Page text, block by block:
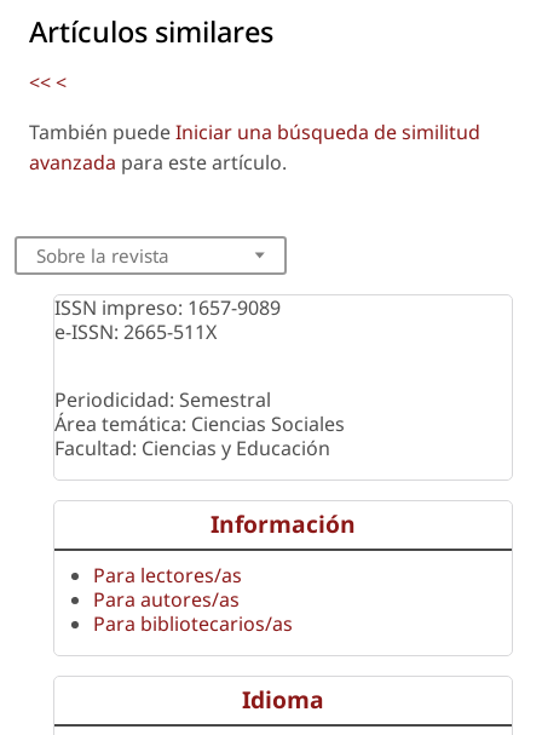
Artículos similares
<<<
También puedeIniciar una búsqueda de similitud
avanzada para este artículo.
Sobre la revista
ISSN impreso: 1657-9089
e-ISSN: 2665-511X
Periodicidad: Semestral
Área temática: Ciencias Sociales
Facultad: Ciencias y Educación
Información
Para lectores/as
Para autores/as
Para bibliotecarios/as
Idioma